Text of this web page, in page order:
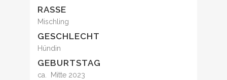
RASSE
Mischling
GESCHLECHT
Hündin
GEBURTSTAG
ca. Mitte 2023